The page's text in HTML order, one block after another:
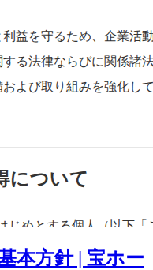
本方針 | 宝ホー